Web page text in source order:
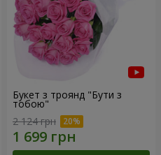
Букет з троянд "Бути з
тобою"
2 124 грн